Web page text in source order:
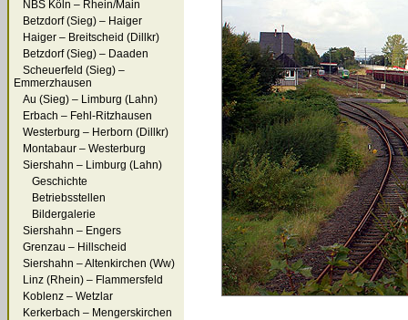
NBS Köln – Rhein/Main
Betzdorf (Sieg) – Haiger
Haiger – Breitscheid (Dillkr)
Betzdorf (Sieg) – Daaden
Scheuerfeld (Sieg) –
Emmerzhausen
Au (Sieg) – Limburg (Lahn)
Erbach – Fehl-Ritzhausen
Westerburg – Herborn (Dillkr)
Montabaur – Westerburg
Siershahn – Limburg (Lahn)
Geschichte
Betriebsstellen
Bildergalerie
Siershahn – Engers
Grenzau – Hillscheid
Siershahn – Altenkirchen (Ww)
Linz (Rhein) – Flammersfeld
Koblenz – Wetzlar
Kerkerbach – Mengerskirchen